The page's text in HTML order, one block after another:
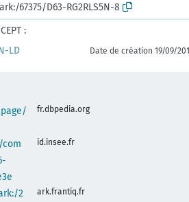
67375/D63-RG2RLS5N-8
:
LD Date de création 19/09/
fr.dbpedia.org
id.insee.fr
2
ark.frantiq.fr